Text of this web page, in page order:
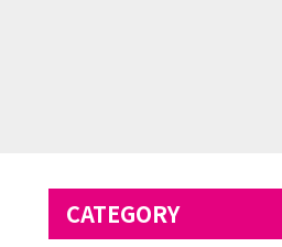
CATEGORY